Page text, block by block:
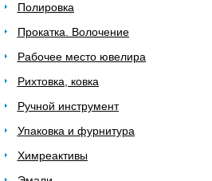
Полировка
Прокатка. Волочение
Рабочее место ювелира
Рихтовка, ковка
Ручной инструмент
Упаковка и фурнитура
Химреактивы